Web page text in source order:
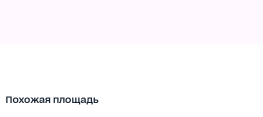
Похожая площадь